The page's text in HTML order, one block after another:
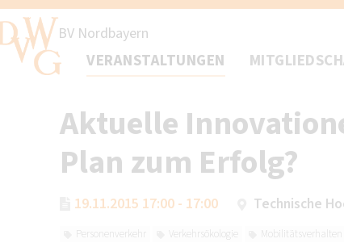
BV Nordbayern
VERANSTALTUNGEN
Aktuelle
Plan zum Erfolg?
19.11.2015 17:00 - 17:00 Technische
Personenverkehr Verkehrsökologie Mobilitätsverhalten